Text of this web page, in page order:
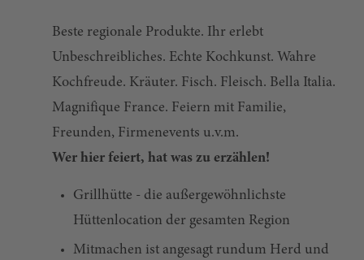
Beste regionale Produkte. Ihr erlebt
Unbeschreibliches. Echte Kochkunst. Wahre
Kochfreude. Kräuter. Fisch. Fleisch. Bella Italia.
Magnifique France. Feiern mit Familie,
Freunden, Firmenevents u.v.m.
Wer hier feiert, hat was zu erzählen!
Grillhütte - die außergewöhnlichste
Hüttenlocation der gesamten Region
Mitmachen ist angesagt rundum Herd und